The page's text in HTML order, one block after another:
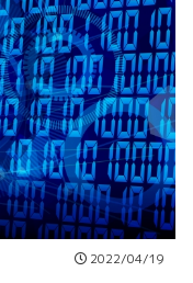
2022/04/19